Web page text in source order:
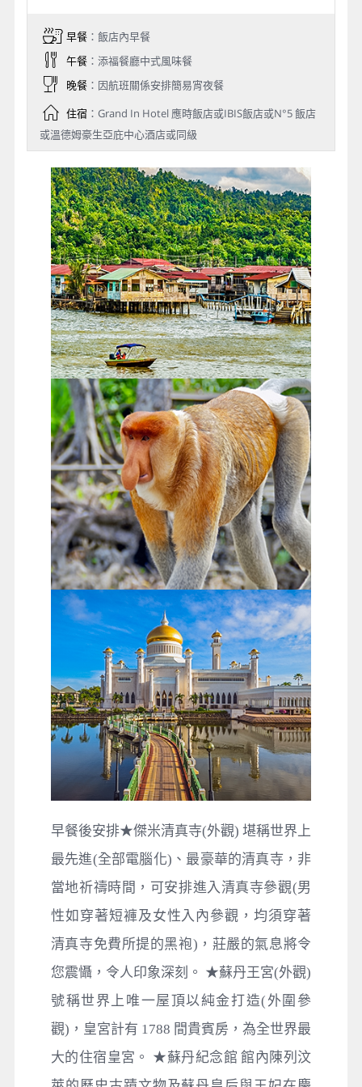
早餐：飯店內早餐
午餐：添福餐廳中式風味餐
晚餐：因航班關係安排簡易宵夜餐
住宿：Grand In Hotel 應時飯店或IBIS飯店或N°5 飯店
或溫德姆豪生亞庇中心酒店或同級
早餐後安排★傑米清真寺(外觀) 堪稱世界上
最先進(全部電腦化)、最豪華的清真寺，非
當地祈禱時間，可安排進入清真寺參觀(男
性如穿著短褲及女性入內參觀，均須穿著
清真寺免費所提的黑袍)，莊嚴的氣息將令
您震懾，令人印象深刻。 ★蘇丹王宮(外觀)
號稱世界上唯一屋頂以純金打造(外圍參
觀)，皇宮計有 1788 間貴賓房，為全世界最
大的住宿皇宮。 ★蘇丹紀念館 館內陳列汶